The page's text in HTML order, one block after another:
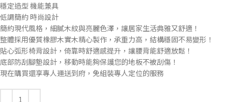
穩定造型 機能兼具
低調簡約 時尚設計
簡約現代風格，細膩木紋與亮麗色澤，讓居家生活典雅又舒適！
整體採用優質橡膠木實木精心製作，承重力高，結構穩固不易變形！
貼心弧形椅背設計，倚靠時舒適感提升，讓腰背能舒適放鬆！
底部防刮腳墊設計，移動時能夠保護您的地板不被刮傷！
現在購買還享專人運送到府，免組裝專人定位的服務